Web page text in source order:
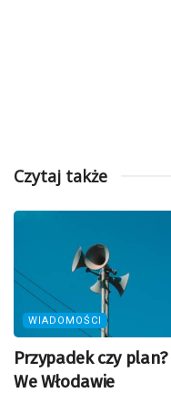
Czytaj także
WIADOMOŚCI
Przypadek czy plan?
We Włodawie